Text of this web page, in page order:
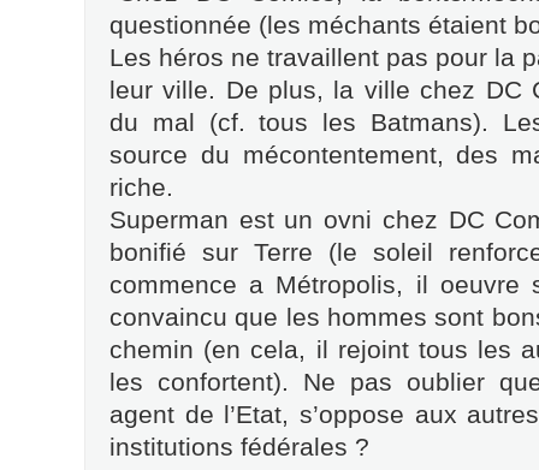
questionnée (les méchants étaient
Les héros ne travaillent pas pour la
leur ville. De plus, la ville chez DC
du mal (cf. tous les Batmans).
source du mécontentement, des
riche.
Superman est un ovni chez DC
bonifié sur Terre (le soleil
commence a Métropolis, il
convaincu que les hommes sont
chemin (en cela, il rejoint tous les
les confortent). Ne pas oublier
agent de l’Etat, s’oppose aux
institutions fédérales ?